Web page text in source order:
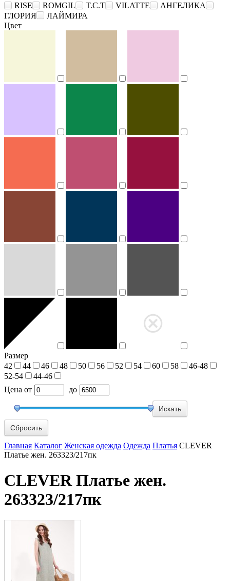
RISE
ROMGIL T.C.T VILATTE
АНГЕЛИКА
ГЛОРИЯ
ЛАЙМИРА
Цвет
Размер
42
44 46 48 50 56 52 54 60 58
46-48
52-54
44-46
Цена от до
Сбросить
Главная Каталог Женская одежда Одежда Платья CLEVER
Платье жен. 263323/217пк
CLEVER Платье жен.
263323/217пк